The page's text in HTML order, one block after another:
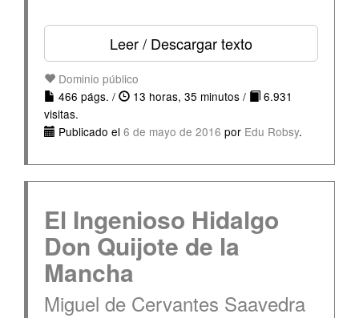
Leer / Descargar texto
Dominio público
466 págs. /
13 horas, 35 minutos /
6.931
visitas.
Publicado el 6 de mayo de 2016 por Edu Robsy.
El Ingenioso Hidalgo
Don Quijote de la
Mancha
Miguel de Cervantes Saavedra